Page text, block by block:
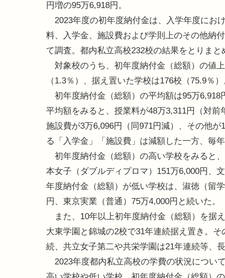
円増の95万6,918円。
2023年度の初年度納付金は、入学年度にお
料、入学金、施設費および学則上のその他納
て調査。都内私立高校232校の結果をとりまと
対象校のうち、初年度納付金（総額）の値
（1.3％）、据え置いた学校は176校（75.9％）
初年度納付金（総額）の平均額は95万6,918
平均額をみると、授業料が48万3,311円（対前
施設費が3万6,096円（同971円減）、その他
る「入学金」「施設費」は減額した一方、毎
初年度納付金（総額）の高い学校をみると
本女子（ダブルディプロマ）151万6,000円、
年度納付金（総額）が低い学校は、淑徳（留
円、東京実業（普通）75万4,000円と続いた。
また、10年以上初年度納付金（総額）を据
大東学園と錦城の2校で31年連続据え置き。
続、共立女子第二や共栄学園は21年連続等、
2023年度都内私立高校の学費の状況につい